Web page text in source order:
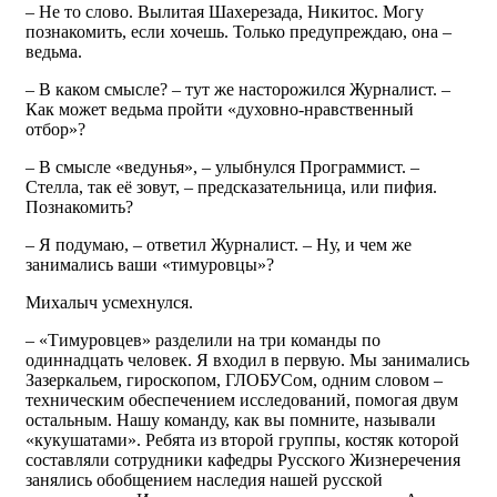
– Не то слово. Вылитая Шахерезада, Никитос. Могу
познакомить, если хочешь. Только предупреждаю, она –
ведьма.
– В каком смысле? – тут же насторожился Журналист. –
Как может ведьма пройти «духовно-нравственный
отбор»?
– В смысле «ведунья», – улыбнулся Программист. –
Стелла, так её зовут, – предсказательница, или пифия.
Познакомить?
– Я подумаю, – ответил Журналист. – Ну, и чем же
занимались ваши «тимуровцы»?
Михалыч усмехнулся.
– «Тимуровцев» разделили на три команды по
одиннадцать человек. Я входил в первую. Мы занимались
Зазеркальем, гироскопом, ГЛОБУСом, одним словом –
техническим обеспечением исследований, помогая двум
остальным. Нашу команду, как вы помните, называли
«кукушатами». Ребята из второй группы, костяк которой
составляли сотрудники кафедры Русского Жизнеречения
занялись обобщением наследия нашей русской